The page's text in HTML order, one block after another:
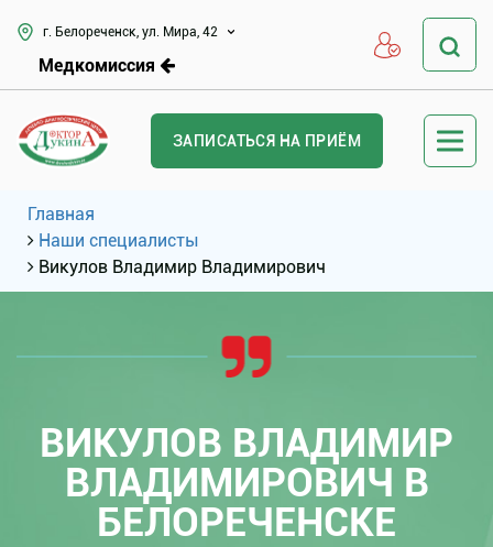
г. Белореченск, ул. Мира, 42
Медкомиссия
ЗАПИСАТЬСЯ НА ПРИЁМ
Главная
Наши специалисты
Викулов Владимир Владимирович
ВИКУЛОВ ВЛАДИМИР
ВЛАДИМИРОВИЧ В
БЕЛОРЕЧЕНСКЕ